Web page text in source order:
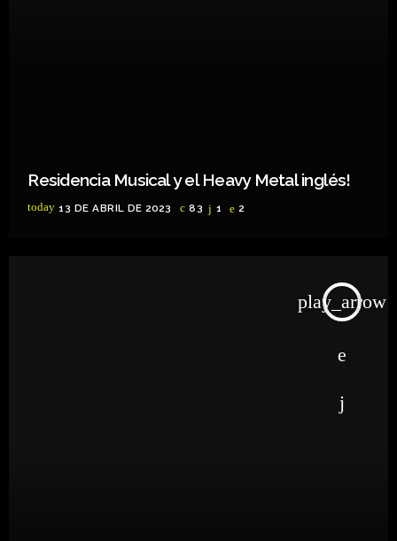
Residencia Musical y el Heavy Metal inglés!
today 13 DE ABRIL DE 2023 83 1 2
play_arrow